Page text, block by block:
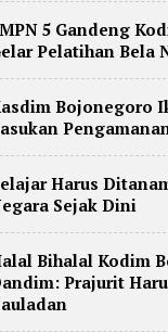
5 Gandeng
Pelatihan Bela
Bojonegoro
Harus
Sejak Dini
Bihalal Kodim
Prajurit